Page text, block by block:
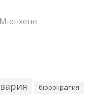
Мюнхене
бюрократия